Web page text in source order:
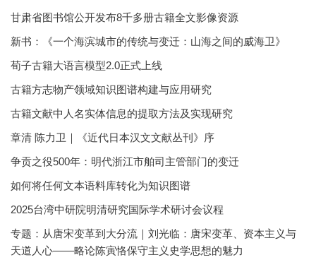
甘肃省图书馆公开发布8千多册古籍全文影像资源
新书：《一个海滨城市的传统与变迁：山海之间的威海卫》
荀子古籍大语言模型2.0正式上线
古籍方志物产领域知识图谱构建与应用研究
古籍文献中人名实体信息的提取方法及实现研究
章清 陈力卫｜《近代日本汉文文献丛刊》序
争贡之役500年：明代浙江市舶司主管部门的变迁
如何将任何文本语料库转化为知识图谱
2025台湾中研院明清研究国际学术研讨会议程
专题：从唐宋变革到大分流｜刘光临：唐宋变革、资本主义与
天道人心——略论陈寅恪保守主义史学思想的魅力